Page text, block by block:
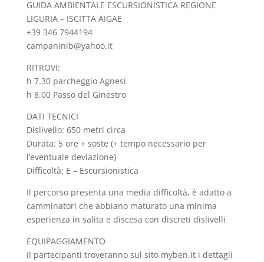
GUIDA AMBIENTALE ESCURSIONISTICA REGIONE
LIGURIA – ISCITTA AIGAE
+39 346 7944194
campaninib@yahoo.it
RITROVI:
h 7.30 parcheggio Agnesi
h 8.00 Passo del Ginestro
DATI TECNICI
Dislivello: 650 metri circa
Durata: 5 ore + soste (+ tempo necessario per
l’eventuale deviazione)
Difficoltà: E – Escursionistica
Il percorso presenta una media difficoltà, è adatto a
camminatori che abbiano maturato una minima
esperienza in salita e discesa con discreti dislivelli
EQUIPAGGIAMENTO
(I partecipanti troveranno sul sito myben.it i dettagli